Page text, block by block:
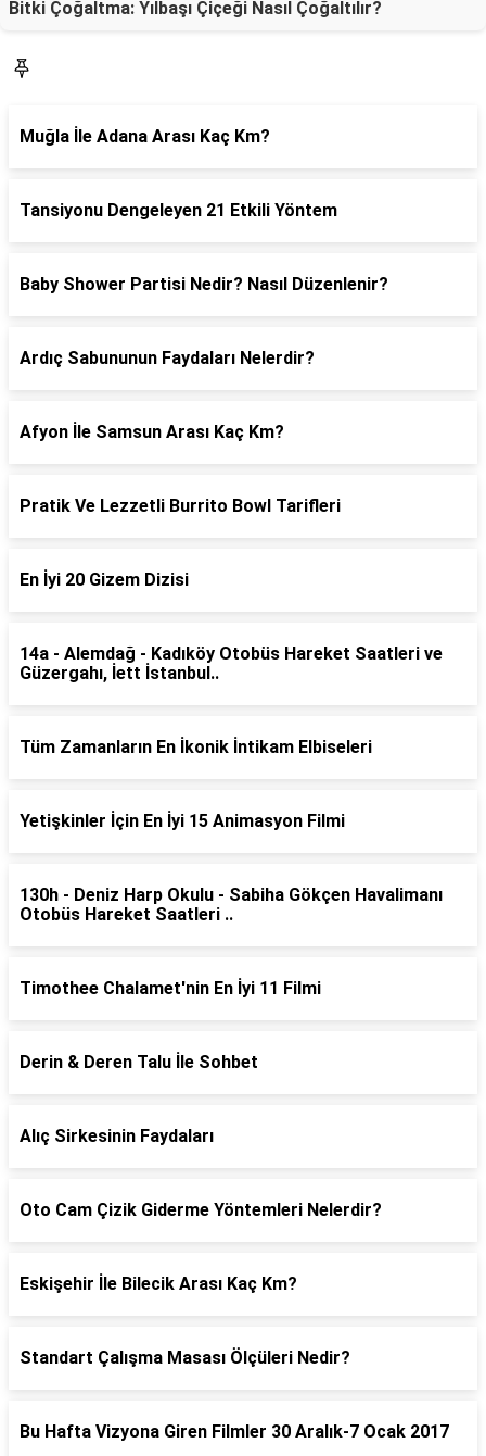
Bitki Çoğaltma: Yılbaşı Çiçeği Nasıl Çoğaltılır?
Muğla İle Adana Arası Kaç Km?
Tansiyonu Dengeleyen 21 Etkili Yöntem
Baby Shower Partisi Nedir? Nasıl Düzenlenir?
Ardıç Sabununun Faydaları Nelerdir?
Afyon İle Samsun Arası Kaç Km?
Pratik Ve Lezzetli Burrito Bowl Tarifleri
En İyi 20 Gizem Dizisi
14a - Alemdağ - Kadıköy Otobüs Hareket Saatleri ve
Güzergahı, İett İstanbul..
Tüm Zamanların En İkonik İntikam Elbiseleri
Yetişkinler İçin En İyi 15 Animasyon Filmi
130h - Deniz Harp Okulu - Sabiha Gökçen Havalimanı
Otobüs Hareket Saatleri ..
Timothee Chalamet'nin En İyi 11 Filmi
Derin & Deren Talu İle Sohbet
Alıç Sirkesinin Faydaları
Oto Cam Çizik Giderme Yöntemleri Nelerdir?
Eskişehir İle Bilecik Arası Kaç Km?
Standart Çalışma Masası Ölçüleri Nedir?
Bu Hafta Vizyona Giren Filmler 30 Aralık-7 Ocak 2017